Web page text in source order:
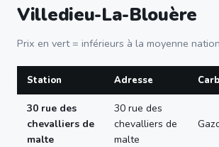
Villedieu-La-Blouère
Prix en vert = inférieurs à la moyenne
Station Adresse
30 rue des
chevalliers de
malte
30 rue des
chevalliers de
malte